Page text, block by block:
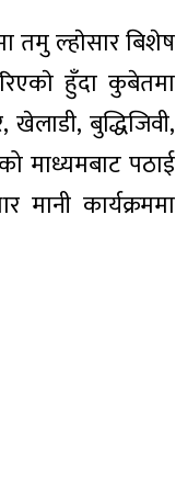
तमु ल्हाेसार बिशेष
हुँदा कुबेतमा
बुद्धिजिवी,
माध्यमबाट पठाई
कार्यक्रममा